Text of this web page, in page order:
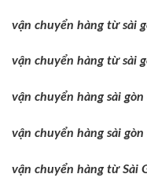
vận chuyển hàng từ sài
vận chuyển hàng từ sài
vận chuyển hàng sài
vận chuyển hàng sài
vận chuyển hàng từ Sài